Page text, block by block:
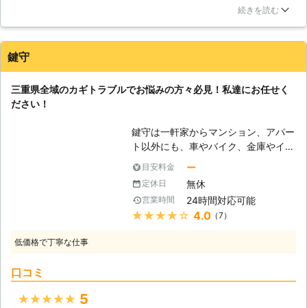
可能な限り対応するというスタンスで
日々の業務に取り組んでいます。お客
様の抱えている問題に取り組み、解決
な取り組みから、お客様から「アイチ
ロックに任せてよかった」「他ででき
た！」などの声を耳にする機会が増え
てきました。 【リピーターも増加中
です！】 株式会社アイチロックで
は、行っている業務の幅広さ、そして
専門性の高さに関心をもってくださっ
ている人が多いため、リピーターとし
て再びお店を訪問してくださる方も
いただけるサービスをご提供させてい
に来てもらってるので少し口コミしようかと。今回のケースは
いるので電話して取ってもらいました。本当に毎回助かってい
ます。今後も何かありましたら宜しくお願いします。
愛知県 名古屋市千種区 2016年11月30日
続きを読む
鍵守
三重県全域のカギトラブルでお悩みの方々必見！私達にお任せく
ださい！
鍵守は一軒家からマンション、アパー
ト以外にも、車やバイク、金庫やイン
テリア、物置に至るまで、鍵開け、鍵
修理、鍵交換など様々なカギのトラブ
ルに精通している会社です。日常生活
で起こりうる経年劣化などの異常から
緊急を要するトラブルが発生してしま
目安料金 ー
定休日 無休
営業時間 24時間対応可能
★★★★★ 4.0（7）
低価格で丁寧な仕事
口コミ
★★★★★ 5